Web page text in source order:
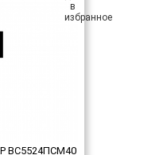
ВС5524ПСМ40